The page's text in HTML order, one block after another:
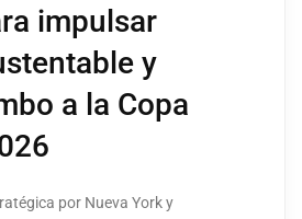
impulsar
y
a la Copa
por Nueva York y